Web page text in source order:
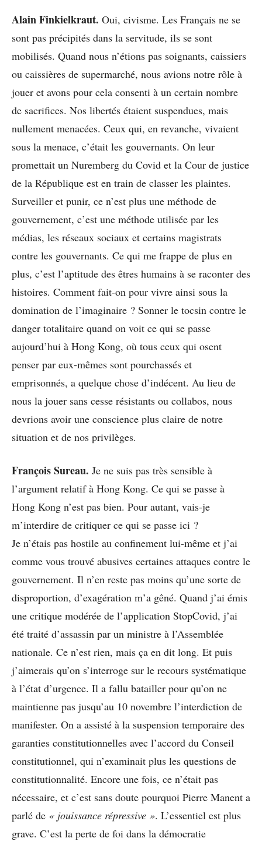
Alain Finkielkraut. Oui, civisme. Les Français ne se
sont pas précipités dans la servitude, ils se sont
mobilisés. Quand nous n’étions pas soignants, caissiers
ou caissières de supermarché, nous avions notre rôle à
jouer et avons pour cela consenti à un certain nombre
de sacrifices. Nos libertés étaient suspendues, mais
nullement menacées. Ceux qui, en revanche, vivaient
sous la menace, c’était les gouvernants. On leur
promettait un Nuremberg du Covid et la Cour de justice
de la République est en train de classer les plaintes.
Surveiller et punir, ce n’est plus une méthode de
gouvernement, c’est une méthode utilisée par les
médias, les réseaux sociaux et certains magistrats
contre les gouvernants. Ce qui me frappe de plus en
plus, c’est l’aptitude des êtres humains à se raconter des
histoires. Comment fait-on pour vivre ainsi sous la
domination de l’imaginaire ? Sonner le tocsin contre le
danger totalitaire quand on voit ce qui se passe
aujourd’hui à Hong Kong, où tous ceux qui osent
penser par eux-mêmes sont pourchassés et
emprisonnés, a quelque chose d’indécent. Au lieu de
nous la jouer sans cesse résistants ou collabos, nous
devrions avoir une conscience plus claire de notre
situation et de nos privilèges.
François Sureau. Je ne suis pas très sensible à
l’argument relatif à Hong Kong. Ce qui se passe à
Hong Kong n’est pas bien. Pour autant, vais-je
m’interdire de critiquer ce qui se passe ici ?
Je n’étais pas hostile au confinement lui-même et j’ai
comme vous trouvé abusives certaines attaques contre le
gouvernement. Il n’en reste pas moins qu’une sorte de
disproportion, d’exagération m’a gêné. Quand j’ai émis
une critique modérée de l’application StopCovid, j’ai
été traité d’assassin par un ministre à l’Assemblée
nationale. Ce n’est rien, mais ça en dit long. Et puis
j’aimerais qu’on s’interroge sur le recours systématique
à l’état d’urgence. Il a fallu batailler pour qu’on ne
maintienne pas jusqu’au 10 novembre l’interdiction de
manifester. On a assisté à la suspension temporaire des
garanties constitutionnelles avec l’accord du Conseil
constitutionnel, qui n’examinait plus les questions de
constitutionnalité. Encore une fois, ce n’était pas
nécessaire, et c’est sans doute pourquoi Pierre Manent a
parlé de « jouissance répressive ». L’essentiel est plus
grave. C’est la perte de foi dans la démocratie